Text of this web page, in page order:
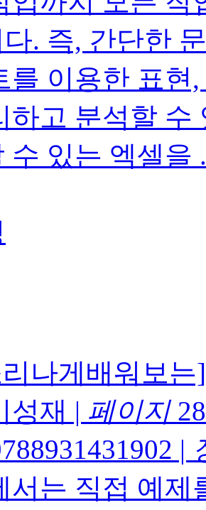
. 즉, 간단한
를 이용한 표
하고 분석할 수
수 있는 엑셀을
나게배워보
성재 | 페이지
|
서는 직접 예